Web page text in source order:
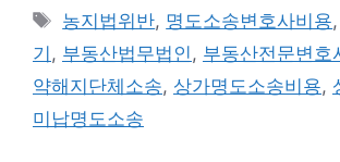
Tags
농지법위반, 명도소송변호사비용,
기 , 부동산법무법인 , 부동산전문변호
약해지단체소송, 상가명도소송비용,
미납명도소송